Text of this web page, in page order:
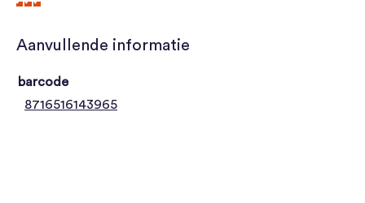
Aanvullende informatie
barcode
8716516143965